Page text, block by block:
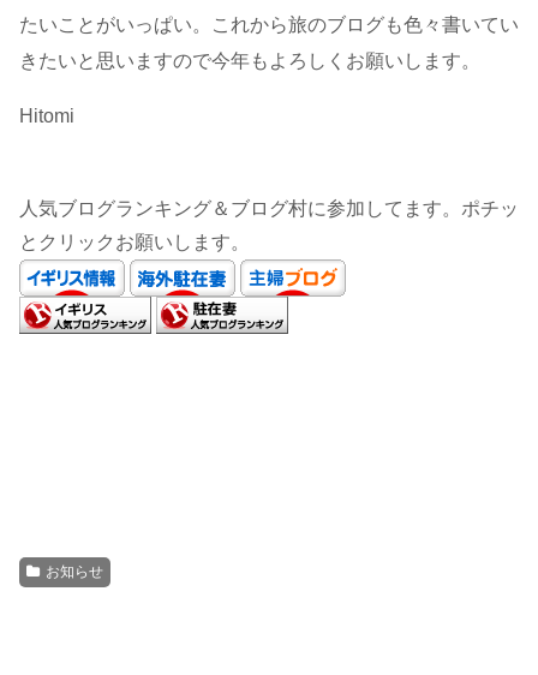
たいことがいっぱい。これから旅のブログも色々書いてい
きたいと思いますので今年もよろしくお願いします。
Hitomi
人気ブログランキング＆ブログ村に参加してます。ポチッ
とクリックお願いします。
お知らせ